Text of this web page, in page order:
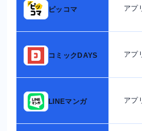
ピッコマ アプ
コミックDAYS アプ
LINEマンガ アプ